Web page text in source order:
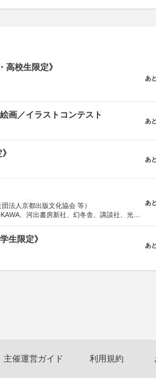
高校生限定》
あと
画／イラストコンテスト
あと
あと
法人京都出版文化協会 等）
、河出書房新社、幻冬舎、講談社、光文
あと
生限定》
あと
主催運営ガイド 利用規約